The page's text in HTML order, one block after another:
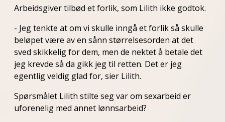
Arbeidsgiver tilbød et forlik, som Lilith ikke godtok.
- Jeg tenkte at om vi skulle inngå et forlik så skulle
beløpet være av en sånn størrelsesorden at det
sved skikkelig for dem, men de nektet å betale det
jeg krevde så da gikk jeg til retten. Det er jeg
egentlig veldig glad for, sier Lilith.
Spørsmålet Lilith stilte seg var om sexarbeid er
uforenelig med annet lønnsarbeid?